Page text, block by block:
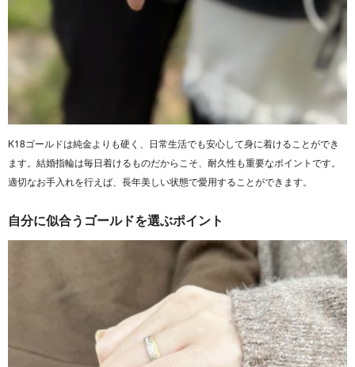
K18ゴールドは純金よりも硬く、日常生活でも安心して身に着けることができ
ます。結婚指輪は毎日着けるものだからこそ、耐久性も重要なポイントです。
適切なお手入れを行えば、長年美しい状態で愛用することができます。
自分に似合うゴールドを選ぶポイント